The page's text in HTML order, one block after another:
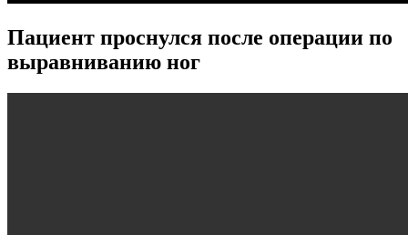
Пациент проснулся после операции по
выравниванию ног